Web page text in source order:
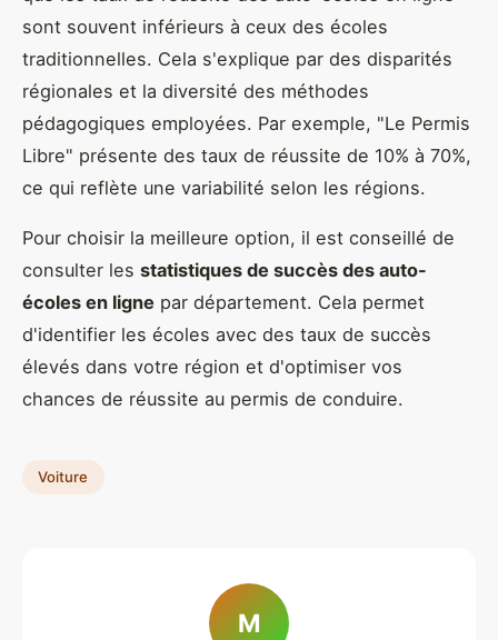
sont souvent inférieurs à ceux des écoles
traditionnelles. Cela s'explique par des disparités
régionales et la diversité des méthodes
pédagogiques employées. Par exemple, "Le Permis
Libre" présente des taux de réussite de 10% à 70%,
ce qui reflète une variabilité selon les régions.
Pour choisir la meilleure option, il est conseillé de
consulter les statistiques de succès des auto-
écoles en ligne par département. Cela permet
d'identifier les écoles avec des taux de succès
élevés dans votre région et d'optimiser vos
chances de réussite au permis de conduire.
Voiture
M